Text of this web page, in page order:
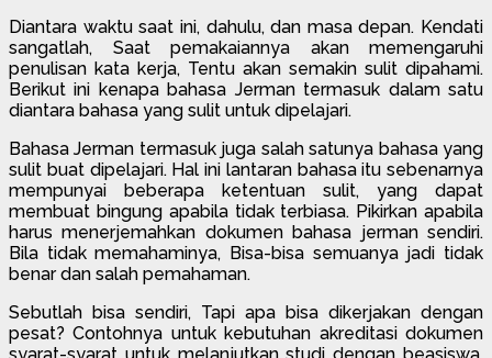
Diantara waktu saat ini, dahulu, dan masa depan. Kendati
sangatlah, Saat pemakaiannya akan memengaruhi
penulisan kata kerja, Tentu akan semakin sulit dipahami.
Berikut ini kenapa bahasa Jerman termasuk dalam satu
diantara bahasa yang sulit untuk dipelajari.
Bahasa Jerman termasuk juga salah satunya bahasa yang
sulit buat dipelajari. Hal ini lantaran bahasa itu sebenarnya
mempunyai beberapa ketentuan sulit, yang dapat
membuat bingung apabila tidak terbiasa. Pikirkan apabila
harus menerjemahkan dokumen bahasa jerman sendiri.
Bila tidak memahaminya, Bisa-bisa semuanya jadi tidak
benar dan salah pemahaman.
Sebutlah bisa sendiri, Tapi apa bisa dikerjakan dengan
pesat? Contohnya untuk kebutuhan akreditasi dokumen